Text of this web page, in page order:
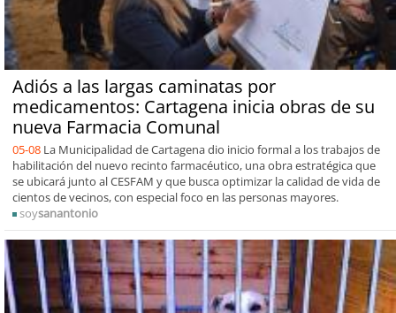
Adiós a las largas caminatas por
medicamentos: Cartagena inicia obras de su
nueva Farmacia Comunal
05-08 La Municipalidad de Cartagena dio inicio formal a los trabajos de
habilitación del nuevo recinto farmacéutico, una obra estratégica que
se ubicará junto al CESFAM y que busca optimizar la calidad de vida de
cientos de vecinos, con especial foco en las personas mayores.
soysanantonio